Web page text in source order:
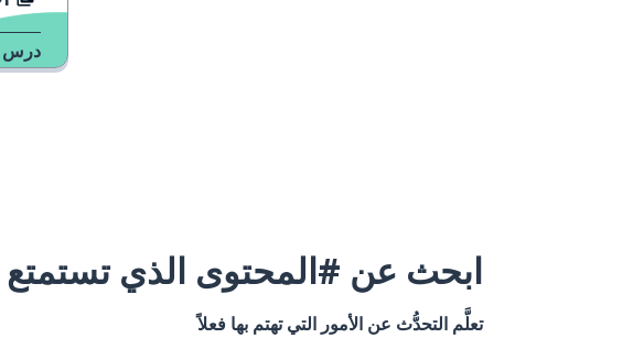
درس
ابحث عن #المحتوى الذي تستمتع
تعلَّم التحدُّث عن الأمور التي تهتم بها فعلاً